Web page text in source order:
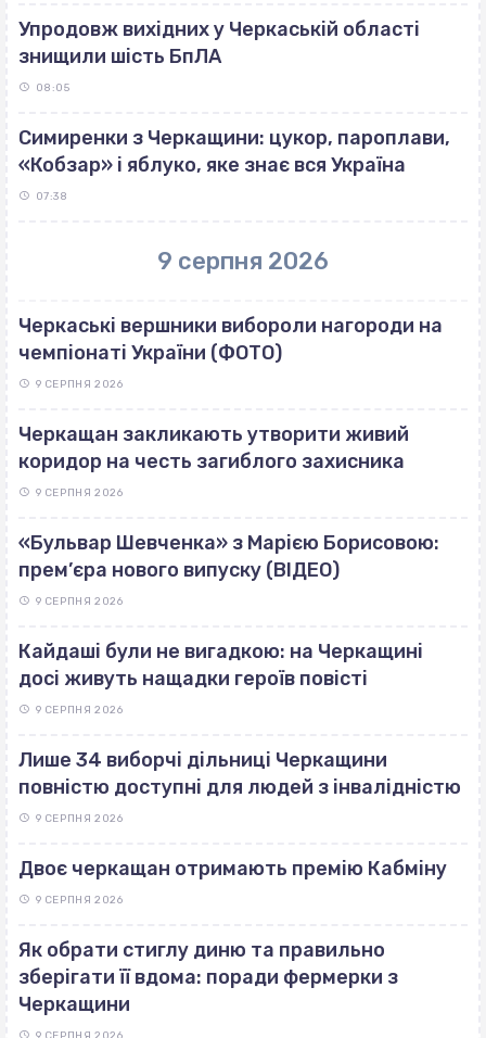
Упродовж вихідних у Черкаській області
знищили шість БпЛА
08:05
Симиренки з Черкащини: цукор, пароплави,
«Кобзар» і яблуко, яке знає вся Україна
07:38
9 серпня 2026
Черкаські вершники вибороли нагороди на
чемпіонаті України (ФОТО)
9 СЕРПНЯ 2026
Черкащан закликають утворити живий
коридор на честь загиблого захисника
9 СЕРПНЯ 2026
«Бульвар Шевченка» з Марією Борисовою:
прем’єра нового випуску (ВІДЕО)
9 СЕРПНЯ 2026
Кайдаші були не вигадкою: на Черкащині
досі живуть нащадки героїв повісті
9 СЕРПНЯ 2026
Лише 34 виборчі дільниці Черкащини
повністю доступні для людей з інвалідністю
9 СЕРПНЯ 2026
Двоє черкащан отримають премію Кабміну
9 СЕРПНЯ 2026
Як обрати стиглу диню та правильно
зберігати її вдома: поради фермерки з
Черкащини